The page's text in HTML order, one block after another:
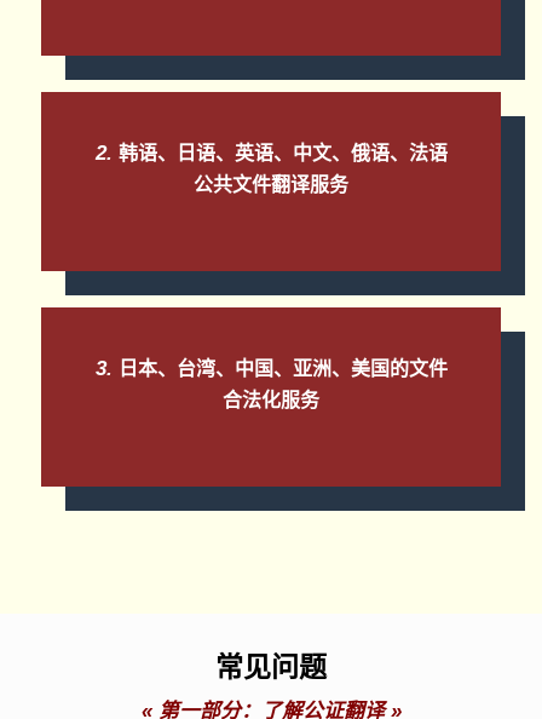
2. 韩语、日语、英语、中文、俄语、法语
公共文件翻译服务
3. 日本、台湾、中国、亚洲、美国的文件
合法化服务
常见问题
« 第一部分：了解公证翻译»